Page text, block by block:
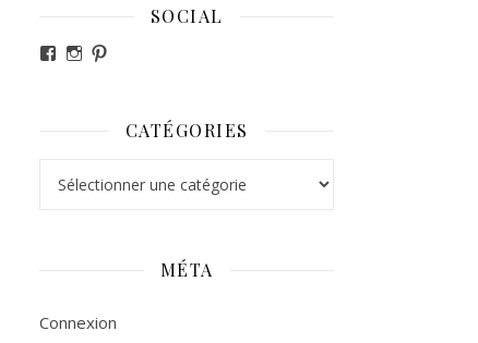
SOCIAL
Voir le profil de revesdefripouilles sur Facebook
Voir le profil de claire_revesdefripouilles sur
CATÉGORIES
MÉTA
Connexion